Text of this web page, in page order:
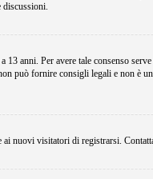
discussioni.
anni. Per avere tale consenso
può fornire consigli legali e non è
nuovi visitatori di registrarsi.